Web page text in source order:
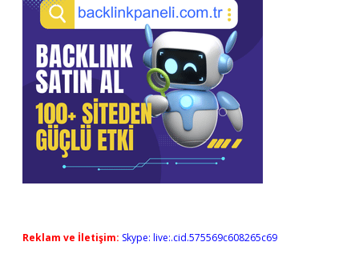
Reklam ve İletişim: Skype: live:.cid.575569c608265c69